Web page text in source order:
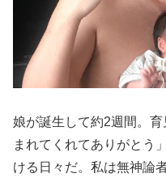
娘が誕生して約2週間。
まれてくれてありがとう
ける日々だ。私は無神論